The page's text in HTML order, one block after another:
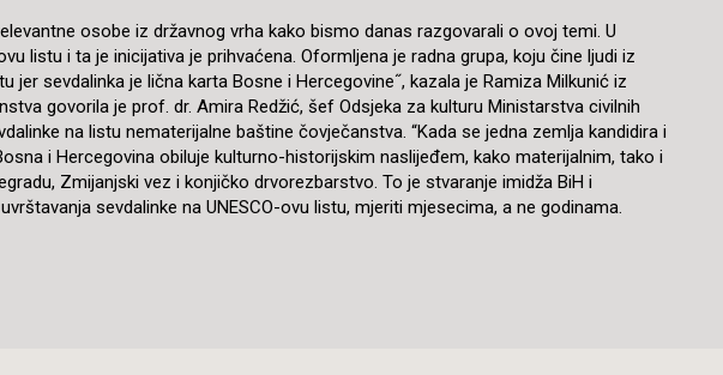
osobe iz državnog vrha kako bismo danas razgovarali o ovoj temi. U
listu i ta je inicijativa je prihvaćena. Oformljena je radna grupa, koju čine ljudi iz
jer sevdalinka je lična karta Bosne i Hercegovine˝, kazala je Ramiza Milkunić iz
govorila je prof. dr. Amira Redžić, šef Odsjeka za kulturu Ministarstva civilnih
na listu nematerijalne baštine čovječanstva. “Kada se jedna zemlja kandidira i
i Hercegovina obiluje kulturno-historijskim naslijeđem, kako materijalnim, tako i
Zmijanjski vez i konjičko drvorezbarstvo. To je stvaranje imidža BiH i
sevdalinke na UNESCO-ovu listu, mjeriti mjesecima, a ne godinama.